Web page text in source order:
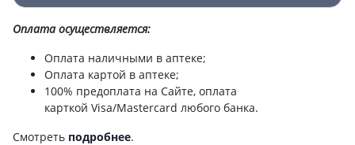
Оплата осуществляется:
Оплата наличными в аптеке;
Оплата картой в аптеке;
100% предоплата на Сайте, оплата
карткой Visa/Mastercard любого банка.
Смотреть подробнее.